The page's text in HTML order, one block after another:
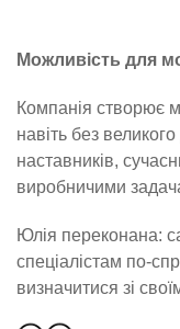
Можливість для
Компанія створює
навіть без
наставників,
виробничими
Юлія переконана:
спеціалістам по-
визначитися зі